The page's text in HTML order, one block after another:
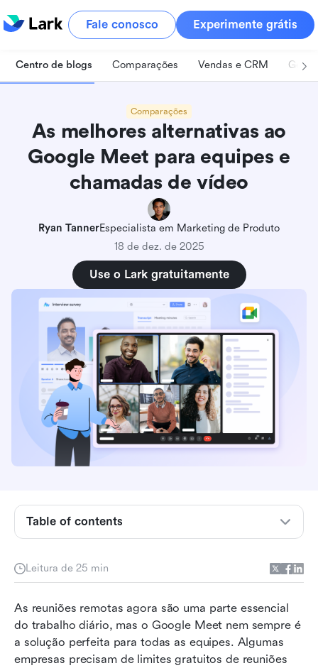
Fale conosco Experimente grátis
Centro de blogs Comparações Vendas e CRM
Comparações
As melhores alternativas ao
Google Meet para equipes e
chamadas de vídeo
Ryan TannerEspecialista em Marketing de Produto
18 de dez. de 2025
Use o Lark gratuitamente
Leitura de 25 min
As reuniões remotas agora são uma parte essencial
do trabalho diário, mas o Google Meet nem sempre é
a solução perfeita para todas as equipes. Algumas
empresas precisam de limites gratuitos de reuniões
Table of contents
Prévia rápida: Principais alternativas ao Google
O que é o Google Meet?
alternativas ao Google Meet
15 melhores alternativas ao Google Meet para
videoconferências